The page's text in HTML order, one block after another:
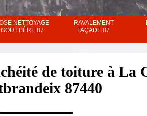
NETTOYAGE
GOUTTIÈRE 87
RAVALEMENT
FAÇADE 87
de toiture à La
87440